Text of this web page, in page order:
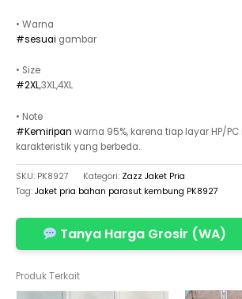
• Warna
#sesuai gambar
• Size
#2XL,3XL,4XL
• Note
#Kemiripan warna 95%, karena tiap layar HP/
karakteristik yang berbeda.
SKU: PK8927 Kategori: Zazz Jaket Pria
Tag: Jaket pria bahan parasut kembung PK8927
Tanya Harga Grosir (WA)
Produk Terkait